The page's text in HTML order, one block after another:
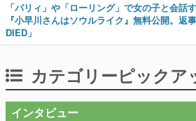
「パリィ」や「ローリング」で女の子と会話
『小早川さんはソウルライク』無料公開。返
DIED」
カテゴリーピックア
インタビュー